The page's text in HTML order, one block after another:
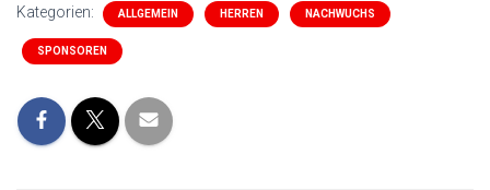
Kategorien: ALLGEMEIN HERREN NACHWUCHS
SPONSOREN